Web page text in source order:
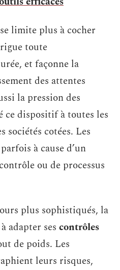
limite plus à cocher
toute
et façonne la
des attentes
la pression des
ce dispositif à toutes les
sociétés cotées. Les
à cause d’un
ou de processus
plus sophistiqués, la
adapter ses contrôles
de poids. Les
leurs risques,